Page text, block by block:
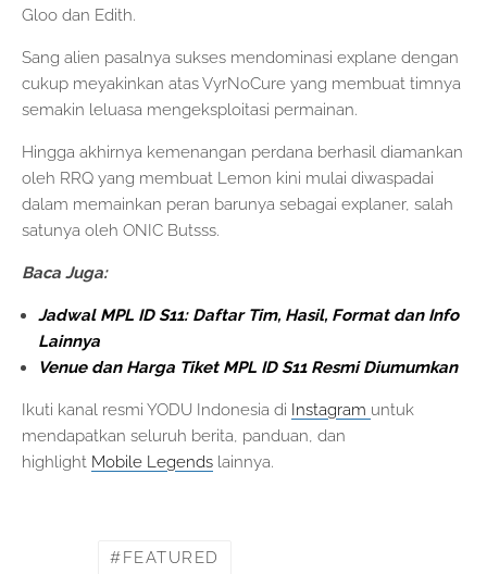
Gloo dan Edith.
Sang alien pasalnya sukses mendominasi explane dengan
cukup meyakinkan atas VyrNoCure yang membuat timnya
semakin leluasa mengeksploitasi permainan.
Hingga akhirnya kemenangan perdana berhasil diamankan
oleh RRQ yang membuat Lemon kini mulai diwaspadai
dalam memainkan peran barunya sebagai explaner, salah
satunya oleh ONIC Butsss.
Baca Juga:
Jadwal MPL ID S11: Daftar Tim, Hasil, Format dan Info
Lainnya
Venue dan Harga Tiket MPL ID S11 Resmi Diumumkan
Ikuti kanal resmi YODU Indonesia di Instagram untuk
mendapatkan seluruh berita, panduan, dan
highlight Mobile Legends lainnya.
FEATURED